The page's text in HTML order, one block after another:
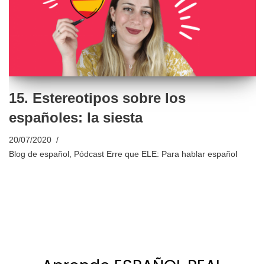
15. Estereotipos sobre los
españoles: la siesta
20/07/2020
Blog de español , Pódcast Erre que ELE: Para hablar español